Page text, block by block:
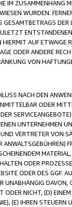
IM ZUSAMMENHANG
WURDEN.
GESAMTBETRAGS
AUF
ODER ANDERE
VON
NACH DEN
ODER
UNTERNEHMEN
VERTRETER VON
ODER
ODER DES GGF.
UNABHÄNGIG
NICHT, (D)
(E) IHREN